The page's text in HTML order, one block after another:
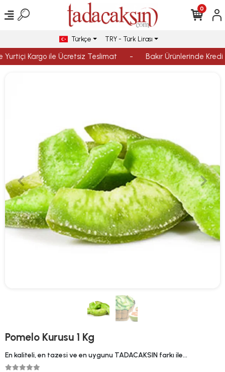
Kargo ile Ücretsiz Teslimat Bakır Ürünlerinde Kredi
0
Türkçe TRY - Türk Lirası
Pomelo Kurusu 1 Kg
En kaliteli, en tazesi ve en uygunu TADACAKSIN farkı ile…